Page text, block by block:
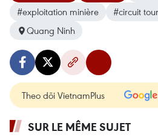
#exploitation minière
#circuit
Quang Ninh
Theo dõi VietnamPlus
SUR LE MÊME SUJET